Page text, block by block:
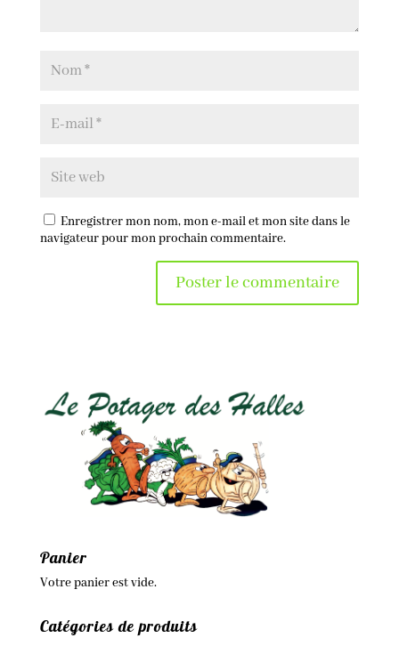
Enregistrer mon nom, mon e-mail et mon site dans le
navigateur pour mon prochain commentaire.
Panier
Votre panier est vide.
Catégories de produits